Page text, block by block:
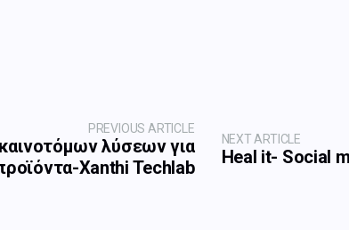
PREVIOUS ARTICLE
λύσεων για
Χanthi Techlab
NEXT ARTICLE
Heal it- Social